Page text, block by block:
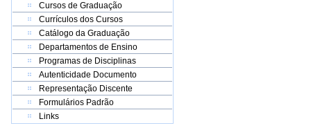
Cursos de Graduação
Currículos dos Cursos
Catálogo da Graduação
Departamentos de Ensino
Programas de Disciplinas
Autenticidade Documento
Representação Discente
Formulários Padrão
Links